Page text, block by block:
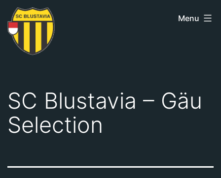
Skip
to
content
SC
Blustavia
Menu
SC Blustavia – Gäu
Selection